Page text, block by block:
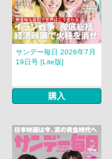
サンデー毎日 2026年7月
19日号 [Lite版]
購入